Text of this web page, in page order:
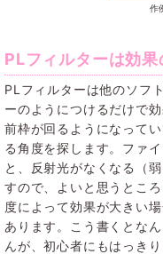
作
PLフィルターは効
PLフィルターは他のソフ
ーのようにつけるだけで
前枠が回るようになって
る角度を探します。ファ
と、反射光がなくなる（
すので、よいと思うとこ
度によって効果が大きい
あります。こう書くとな
んが、初心者にもはっき